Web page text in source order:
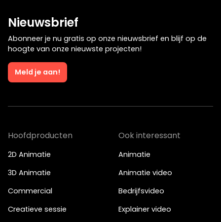
jouw vraagstuk?
Neem contact op
Je kunt ook bellen of mailen
info@bigfish.nl 040 - 84 34 090
5616 RM, Eindhoven
040 - 84 34 090
1119 PD, Schiphol-Rijk
020 - 26 15 680
Nieuwsbrief
Abonneer je nu gratis op onze nieuwsbrief en blijf op de
hoogte van onze nieuwste projecten!
Meld je aan!
Hoofdproducten
2D Animatie
3D Animatie
Commercial
Creatieve sessie
Ook interessant
Animatie
Animatie video
Bedrijfsvideo
Explainer video